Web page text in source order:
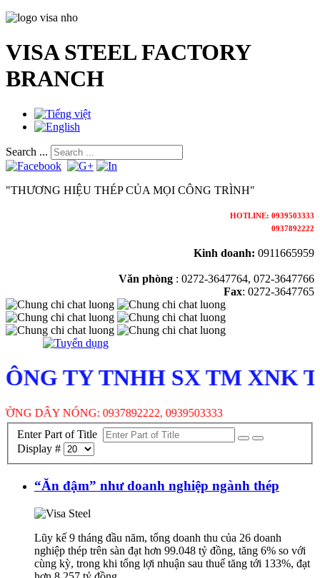
VISA STEEL FACTORY
BRANCH
Search ...
"THƯƠNG HIỆU THÉP CỦA MỌI CÔNG TRÌNH"
HOTLINE: 0939503333
0937892222
Kinh doanh: 0911665959
Văn phòng : 0272-3647764, 072-3647766
Fax: 0272-3647765
TY TNHH SX TM XNK
DÂY NÓNG: 0937892222, 0939503333
Enter Part of Title
Display #
“Ăn đậm” như doanh nghiệp ngành thép
Lũy kế 9 tháng đầu năm, tổng doanh thu của 26 doanh
nghiệp thép trên sàn đạt hơn 99.048 tỷ đồng, tăng 6% so với
cùng kỳ, trong khi tổng lợi nhuận sau thuế tăng tới 133%, đạt